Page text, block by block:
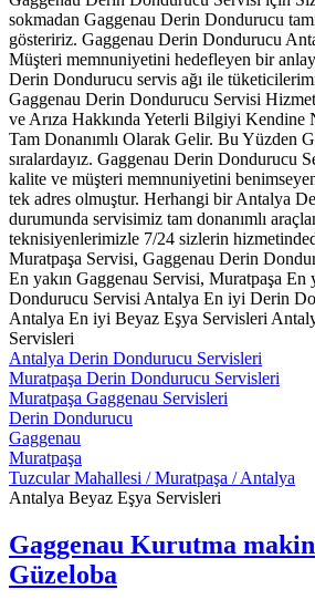
sokmadan Gaggenau Derin Dondurucu
gösteririz. Gaggenau Derin Dondurucu
Müşteri memnuniyetini hedefleyen bir
Derin Dondurucu servis ağı ile
Gaggenau Derin Dondurucu Servisi
ve Arıza Hakkında Yeterli Bilgiyi Kendine
Tam Donanımlı Olarak Gelir. Bu Yüzden
sıralardayız. Gaggenau Derin Dondurucu
kalite ve müşteri memnuniyetini
tek adres olmuştur. Herhangi bir Antalya
durumunda servisimiz tam donanımlı
teknisiyenlerimizle 7/24 sizlerin
Muratpaşa Servisi, Gaggenau Derin
En yakın Gaggenau Servisi, Muratpaşa En
Dondurucu Servisi Antalya En iyi Derin
Antalya En iyi Beyaz Eşya Servisleri
Servisleri
Antalya Derin Dondurucu Servisleri
Muratpaşa Derin Dondurucu Servisleri
Muratpaşa Gaggenau Servisleri
Derin Dondurucu
Gaggenau
Muratpaşa
Tuzcular Mahallesi / Muratpaşa / Antalya
Antalya Beyaz Eşya Servisleri
Gaggenau Kurutma
Güzeloba